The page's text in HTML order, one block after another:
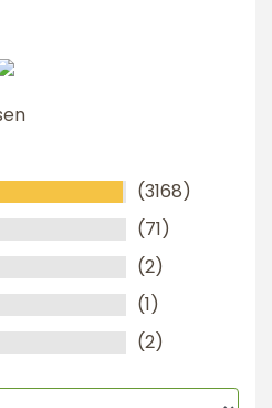
(3168)
(71)
(2)
(1)
(2)